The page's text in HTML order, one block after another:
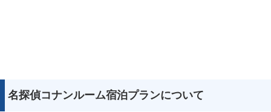
名探偵コナンルーム宿泊プランについて